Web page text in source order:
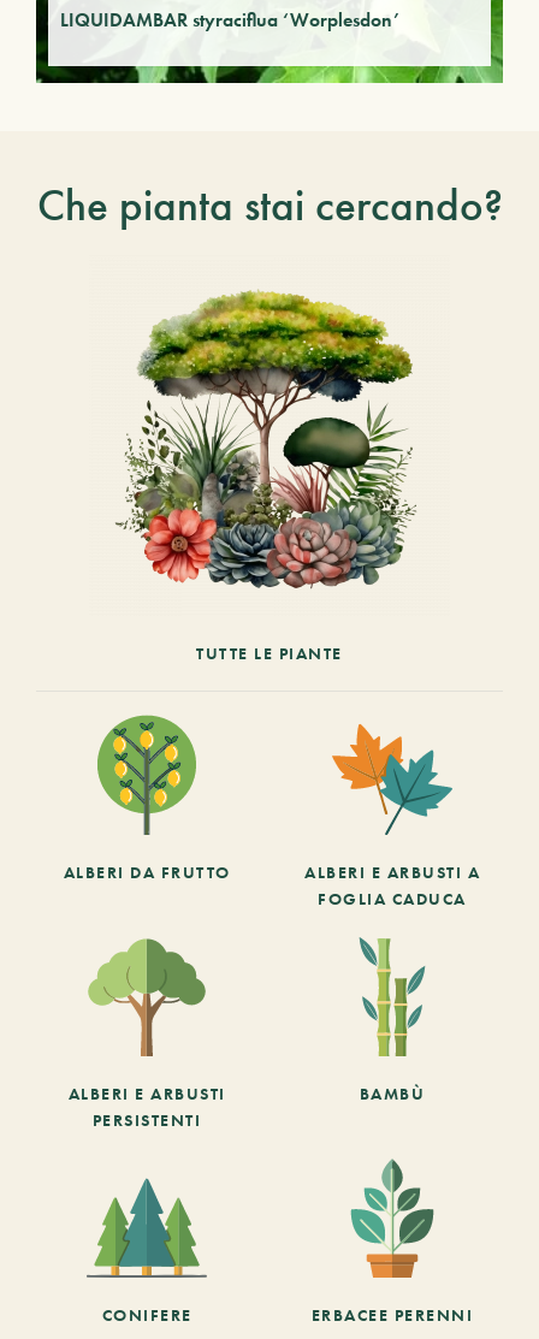
LIQUIDAMBAR styraciflua ‘Worplesdon’
Che pianta stai cercando?
TUTTE LE PIANTE
ALBERI DA FRUTTO
ALBERI E ARBUSTI A
FOGLIA CADUCA
ALBERI E ARBUSTI
PERSISTENTI
BAMBÙ
CONIFERE ERBACEE PERENNI